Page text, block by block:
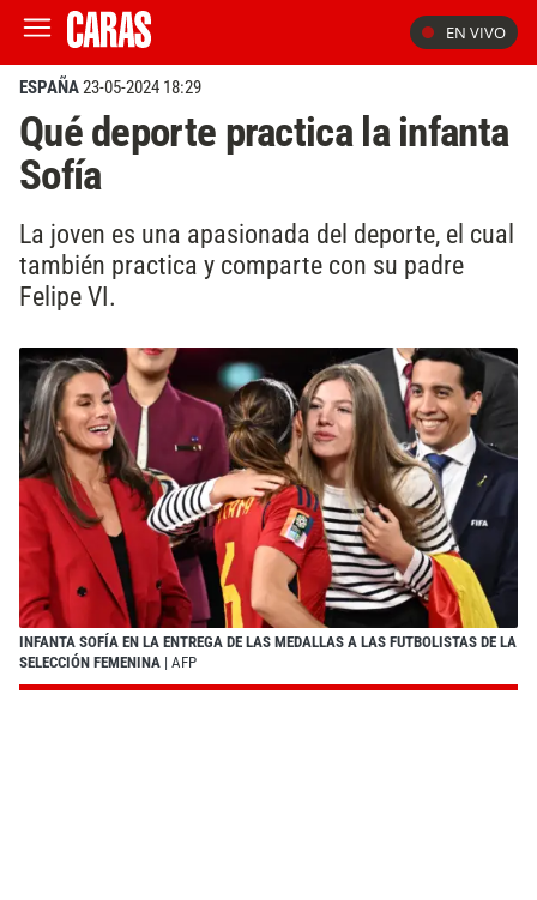
EN VIVO
ESPAÑA23-05-2024 18:29
Qué deporte practica la infanta
Sofía
La joven es una apasionada del deporte, el cual
también practica y comparte con su padre
Felipe VI.
INFANTA SOFÍA EN LA ENTREGA DE LAS MEDALLAS A LAS FUTBOLISTAS DE LA
SELECCIÓN FEMENINA | AFP